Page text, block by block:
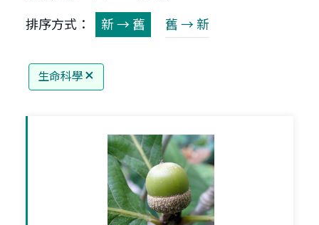
排序方式： 新 → 舊 舊 → 新
生命科學